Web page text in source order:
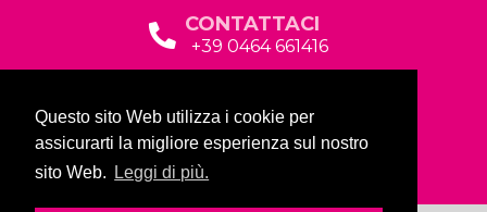
Questo sito Web utilizza i cookie per
assicurarti la migliore esperienza sul nostro
sito Web.
Leggi di più.
CONTATTACI
+39 0464 661416
Via Baltera, 19
38066 Riva del Garda (TN)